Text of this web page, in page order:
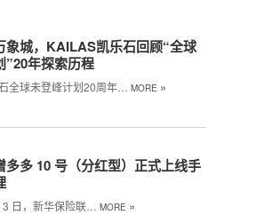
象城，KAILAS凯乐石回顾“全球
”20年探索历程
全球未登峰计划20周年… MORE »
多多 10 号（分红型）正式上线手
日，新华保险联… MORE »